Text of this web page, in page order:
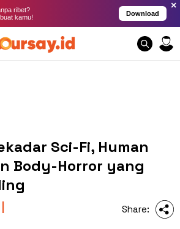
ribet?
kamu!
Download
×
Sci-Fi, Human
Body-Horror yang
Share: